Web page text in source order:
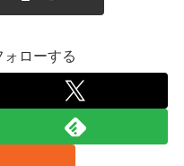
ォローする